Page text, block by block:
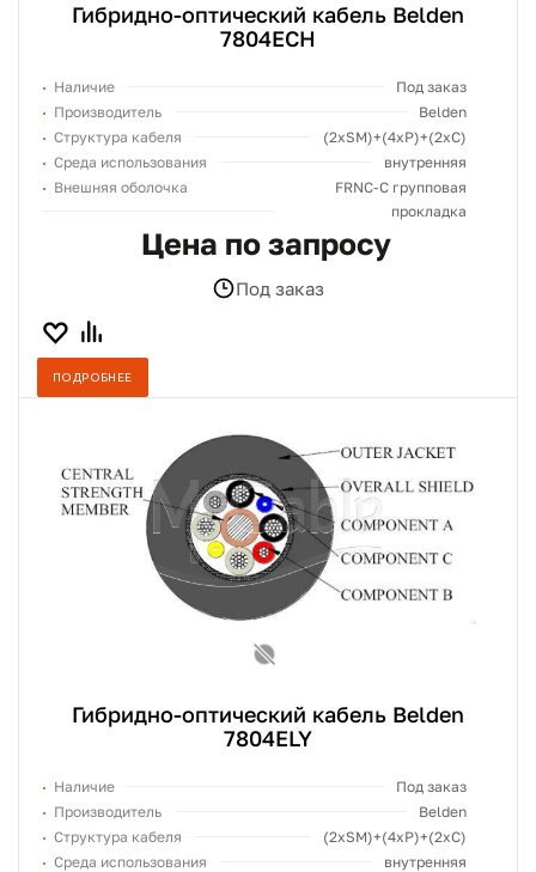
Гибридно-оптический кабель Belden
7804ECH
Наличие
Под заказ
Производитель
Belden
Структура кабеля
(2хSM)+(4xP)+(2xC)
Среда использования
внутренняя
Внешняя оболочка
FRNC-C групповая
прокладка
Цена по запросу
Под заказ
ПОДРОБНЕЕ
Гибридно-оптический кабель Belden
7804ELY
Наличие
Под заказ
Производитель
Belden
Структура кабеля
(2хSM)+(4xP)+(2xC)
Среда использования
внутренняя